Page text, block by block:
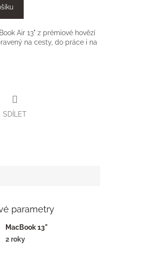
Air 13" z prémiové hovězí
na cesty, do práce i na
SDÍLET
parametry
MacBook 13"
2 roky